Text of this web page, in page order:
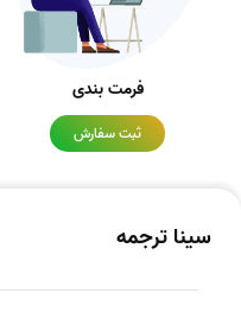
فرمت بندی
ثبت سفارش
سینا ترجمه